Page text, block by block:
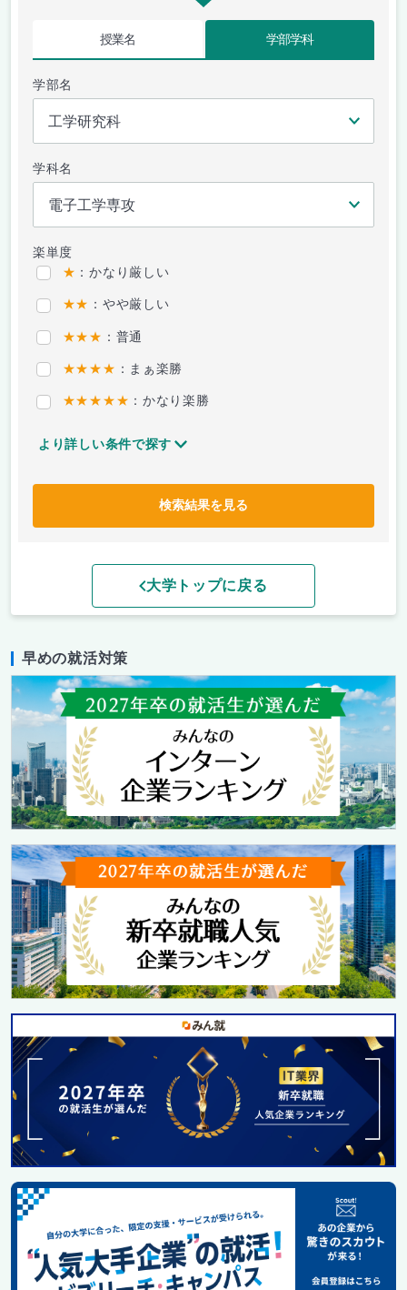
授業名 学部学科
学部名
学科名
楽単度
★ ：かなり厳しい
★★ ：やや厳しい
★★★ ：普通
★★★★ ：まぁ楽勝
★★★★★ ：かなり楽勝
より詳しい条件で探す
検索結果を見る
大学トップに戻る
早めの就活対策